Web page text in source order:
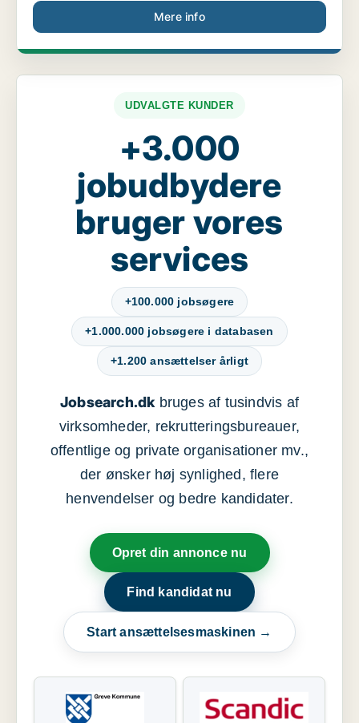
Mere info
UDVALGTE KUNDER
+3.000
jobudbydere
bruger vores
services
+100.000 jobsøgere
+1.000.000 jobsøgere i databasen
+1.200 ansættelser årligt
Jobsearch.dkbruges af tusindvis af
virksomheder, rekrutteringsbureauer,
offentlige og private organisationer mv.,
der ønsker høj synlighed, flere
henvendelser og bedre kandidater.
Opret din annonce nu
Find kandidat nu
Start ansættelsesmaskinen →